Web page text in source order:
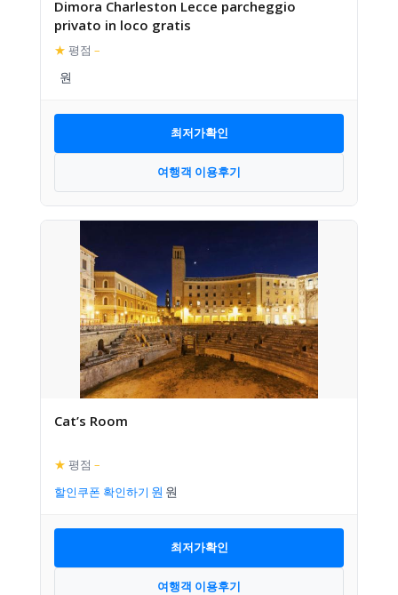
Dimora Charleston Lecce parcheggio
privato in loco gratis
★ 평점 –
최저가확인
여행객 이용후기
Cat’s Room
★ 평점 –
할인쿠폰 확인하기
최저가확인
여행객 이용후기